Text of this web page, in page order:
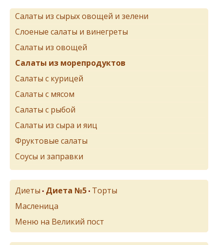
Салаты из сырых овощей и зелени
Слоеные салаты и винегреты
Салаты из овощей
Салаты из морепродуктов
Салаты с курицей
Салаты с мясом
Салаты с рыбой
Салаты из сыра и яиц
Фруктовые салаты
Соусы и заправки
Диеты • Диета №5 • Торты
Масленица
Меню на Великий пост